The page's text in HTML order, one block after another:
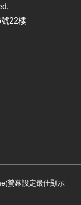
22樓
螢幕設定最佳顯示